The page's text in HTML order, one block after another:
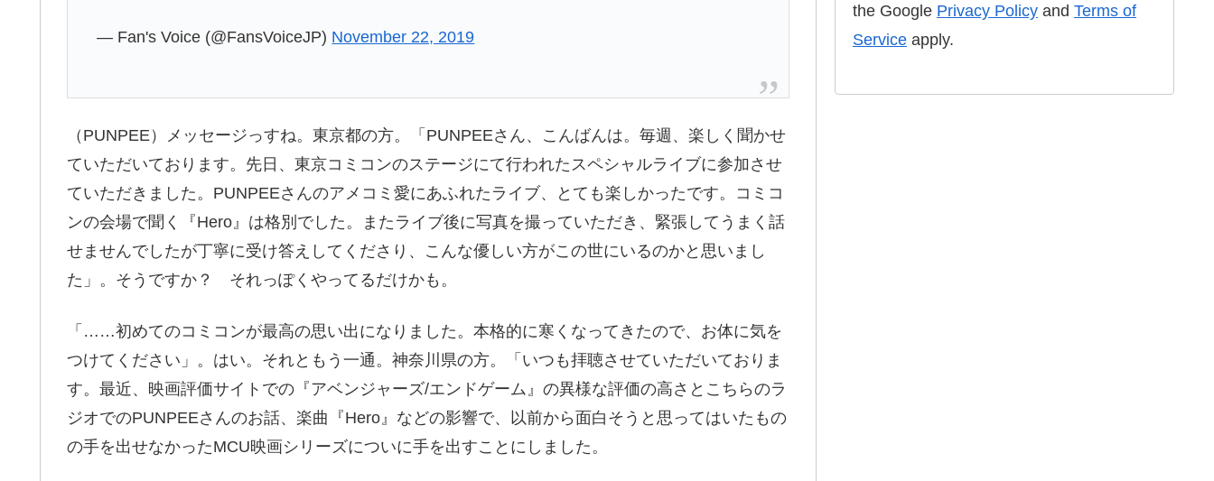
— Fan's Voice (@FansVoiceJP) November 22, 2019
（PUNPEE）メッセージっすね。東京都の方。「PUNPEEさん、こんばんは。毎週、楽しく聞かせ
ていただいております。先日、東京コミコンのステージにて行われたスペシャルライブに参加させ
ていただきました。PUNPEEさんのアメコミ愛にあふれたライブ、とても楽しかったです。コミコ
ンの会場で聞く『Hero』は格別でした。またライブ後に写真を撮っていただき、緊張してうまく話
せませんでしたが丁寧に受け答えしてくださり、こんな優しい方がこの世にいるのかと思いまし
た」。そうですか？ それっぽくやってるだけかも。
「……初めてのコミコンが最高の思い出になりました。本格的に寒くなってきたので、お体に気を
つけてください」。はい。それともう一通。神奈川県の方。「いつも拝聴させていただいておりま
す。最近、映画評価サイトでの『アベンジャーズ/エンドゲーム』の異様な評価の高さとこちらのラ
ジオでのPUNPEEさんのお話、楽曲『Hero』などの影響で、以前から面白そうと思ってはいたもの
の手を出せなかったMCU映画シリーズについに手を出すことにしました。
the Google Privacy Policy and Terms of
Service apply.